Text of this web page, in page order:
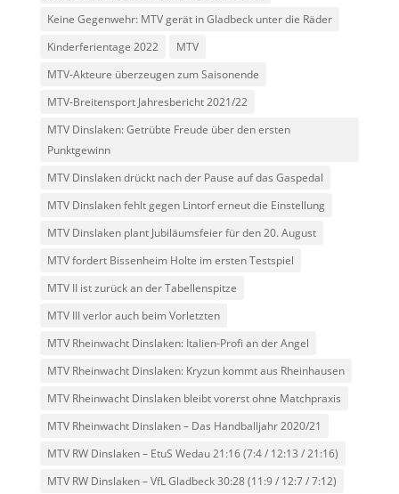
Keine Gegenwehr: MTV gerät in Gladbeck unter die Räder
Kinderferientage 2022
MTV
MTV-Akteure überzeugen zum Saisonende
MTV-Breitensport Jahresbericht 2021/22
MTV Dinslaken: Getrübte Freude über den ersten
Punktgewinn
MTV Dinslaken drückt nach der Pause auf das Gaspedal
MTV Dinslaken fehlt gegen Lintorf erneut die Einstellung
MTV Dinslaken plant Jubiläumsfeier für den 20. August
MTV fordert Bissenheim Holte im ersten Testspiel
MTV II ist zurück an der Tabellenspitze
MTV III verlor auch beim Vorletzten
MTV Rheinwacht Dinslaken: Italien-Profi an der Angel
MTV Rheinwacht Dinslaken: Kryzun kommt aus Rheinhausen
MTV Rheinwacht Dinslaken bleibt vorerst ohne Matchpraxis
MTV Rheinwacht Dinslaken – Das Handballjahr 2020/21
MTV RW Dinslaken – EtuS Wedau 21:16 (7:4 / 12:13 / 21:16)
MTV RW Dinslaken – VfL Gladbeck 30:28 (11:9 / 12:7 / 7:12)